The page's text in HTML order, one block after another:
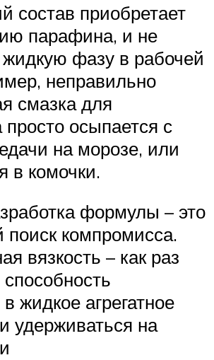
состав приобретает
парафина, и не
фазу в рабочей
неправильно
смазка для
просто осыпается с
на морозе, или
в комочки.
формулы – это
поиск компромисса.
вязкость – как раз
жидкое агрегатное
удерживаться на